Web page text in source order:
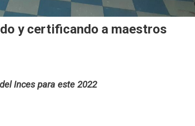
y certificando a maestros
Inces para este 2022